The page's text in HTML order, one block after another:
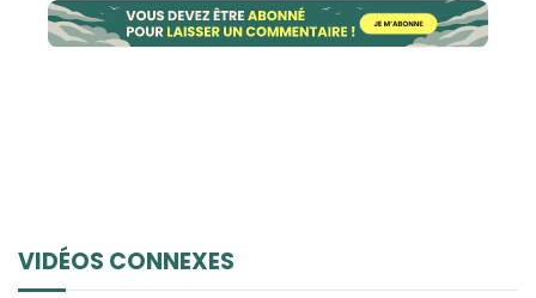
VIDÉOS CONNEXES
En partageant
votre intérêt et